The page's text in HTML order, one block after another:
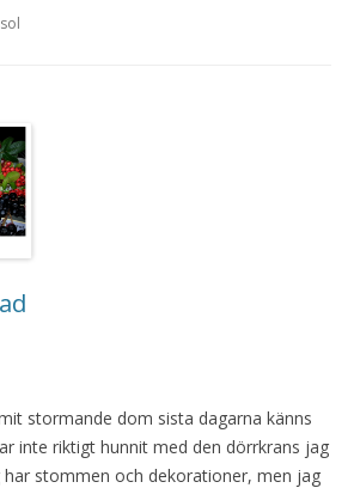
stormande dom sista dagarna känns
inte riktigt hunnit med den dörrkrans jag
har stommen och dekorationer, men jag